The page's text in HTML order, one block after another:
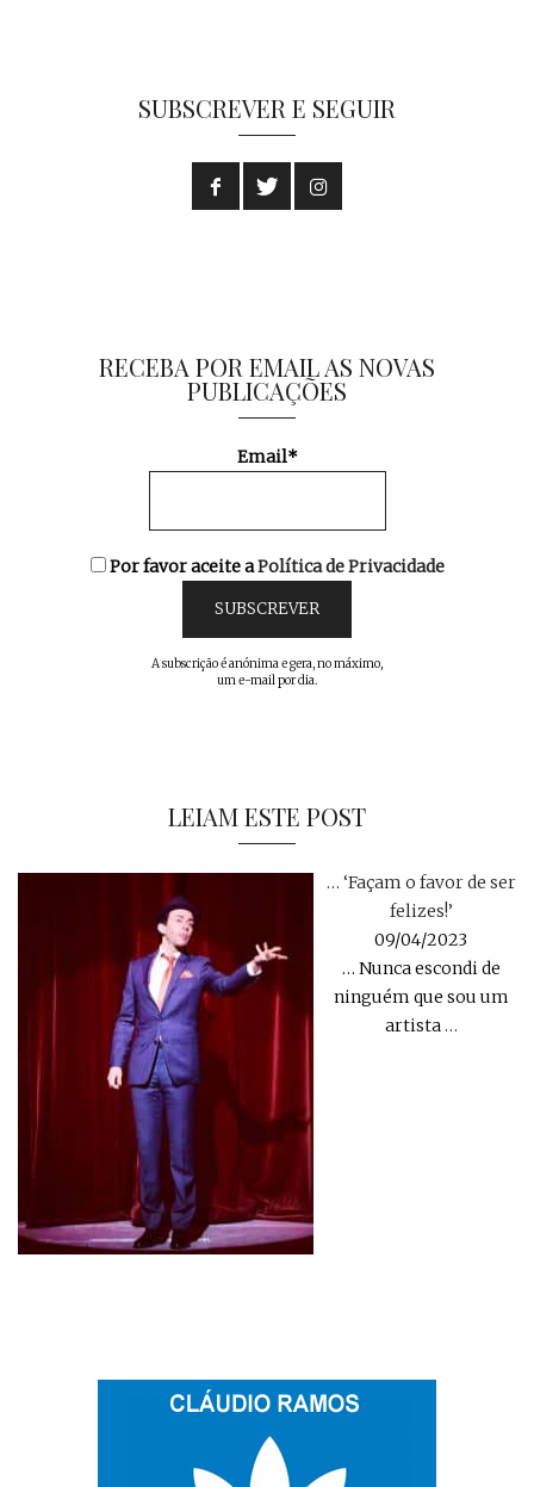
SUBSCREVER E SEGUIR
RECEBA POR EMAIL AS NOVAS
PUBLICAÇÕES
Email*
Por favor aceite aPolítica de Privacidade
A subscrição é anónima e gera, no máximo,
um e-mail por dia.
LEIAM ESTE POST
… ‘Façam o favor de ser
felizes!’
09/04/2023
… Nunca escondi de
ninguém que sou um
artista …